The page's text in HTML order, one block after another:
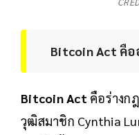
Bitcoin Act คือ
Bitcoin Act คือร่างก
วุฒิสมาชิก Cynthia